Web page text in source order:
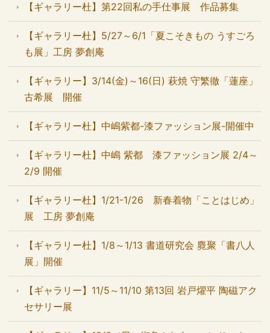
【ギャラリー杜】第22回私の手仕事展 作品募集
【ギャラリー杜】5/27～6/1「夏こそきもの うすごろ
も展」工房 夢創庵
【ギャラリー】3/14(金)～16(日) 萩焼 守繁徹「蓮座」
古希展 開催
【ギャラリー杜】中嶋紫都-漆ファッション展-開催中
【ギャラリー杜】中嶋 紫都 漆ファッション展 2/4～
2/9 開催
【ギャラリー杜】1/21-1/26 新春着物「ことはじめ」
展 工房 夢創庵
【ギャラリー杜】1/8～1/13 書道研究会 麑聚「書八人
展」開催
【ギャラリー】11/5～11/10 第13回 岩戸燿平 陶磁アク
セサリー展